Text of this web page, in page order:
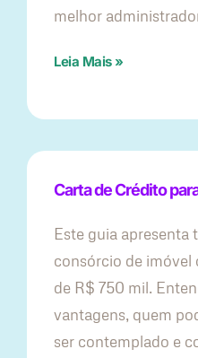
melhor
Leia Mais »
Carta de Crédito
Este guia apresenta
consórcio de imóvel
de R$ 750 mil.
vantagens, quem
ser contemplado e